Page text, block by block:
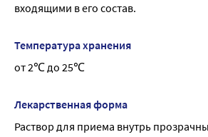
входящими в его состав.
Температура хранения
от 2℃ до 25℃
Лекарственная форма
Раствор для приема внутрь